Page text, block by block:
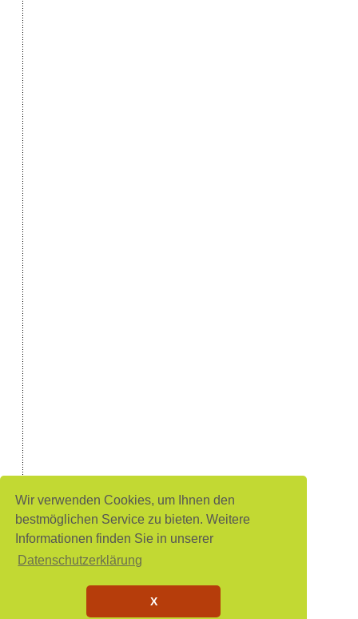
Wir verwenden Cookies, um Ihnen den
bestmöglichen Service zu bieten. Weitere
Informationen finden Sie in unserer
Datenschutzerklärung
X